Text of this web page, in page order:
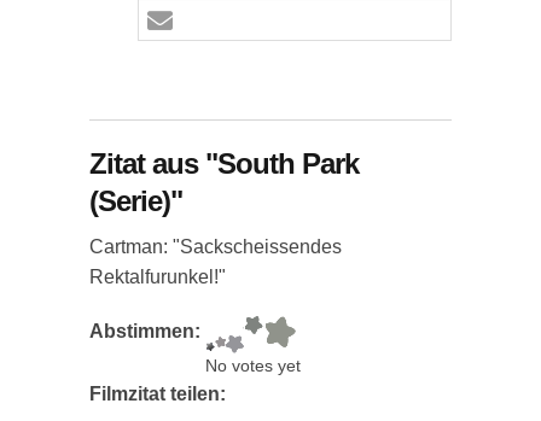
Zitat aus "South Park
(Serie)"
Cartman: "Sackscheissendes
Rektalfurunkel!"
Abstimmen:
No votes yet
Filmzitat teilen: